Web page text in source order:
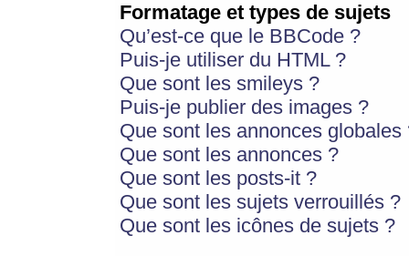
Formatage et types de sujets
Qu’est-ce que le BBCode ?
Puis-je utiliser du HTML ?
Que sont les smileys ?
Puis-je publier des images ?
Que sont les annonces globales
Que sont les annonces ?
Que sont les posts-it ?
Que sont les sujets verrouillés ?
Que sont les icônes de sujets ?